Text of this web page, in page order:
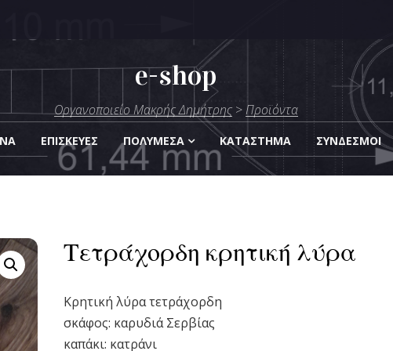
ΕΠΙΣΚΕΎΕΣ ΠΟΛΥΜΈΣΑ KΑΤΆΣΤΗΜΑ ΣΎΝΔΕΣΜΟΙ
e-shop
Οργανοποιείο Μακρής Δημήτρης>Προϊόντα
Τετράχορδη κρητική λύρα
Κρητική λύρα τετράχορδη
σκάφος: καρυδιά Σερβίας
καπάκι: κατράνι